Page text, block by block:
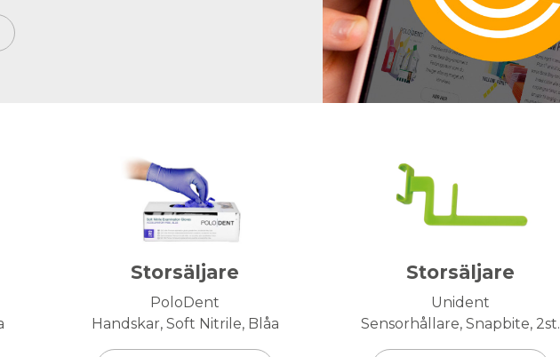
Storsäljare
PoloDent
Handskar, Soft Nitrile, Blåa
Storsäljare
Unident
Sensorhållare, Snapbite, 2st.